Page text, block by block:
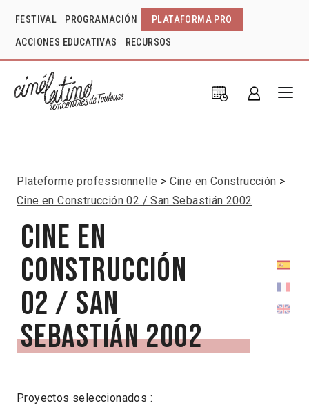
FESTIVAL PROGRAMACIÓN PLATAFORMA PRO
ACCIONES EDUCATIVAS RECURSOS
Plateforme professionnelle
Cine en Construcción
Cine en Construcción 02 / San Sebastián 2002
Cine en
Construcción
02 / San
Sebastián 2002
Proyectos seleccionados :